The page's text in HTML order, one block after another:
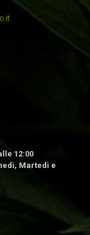
12:00
Martedì e